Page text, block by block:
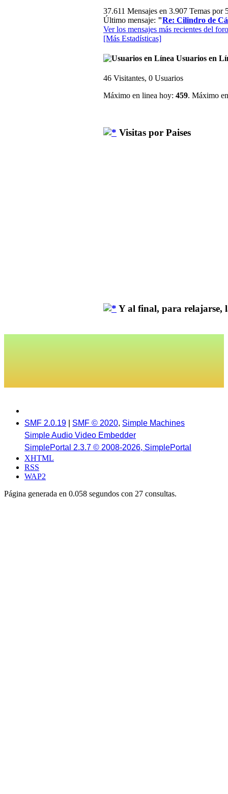
37.611 Mensajes en 3.907 Temas
Último mensaje: "Re: Cilindro de
Ver los mensajes más recientes del
[Más Estadísticas]
Usuarios en
46 Visitantes, 0 Usuarios
Máximo en linea hoy: 459. Máximo
Visitas por Paises
Y al final, para relajarse,
SMF 2.0.19 SMF © 2020, Simple Machines
Simple Audio Video Embedder
SimplePortal 2.3.7 © 2008-2026, SimplePortal
XHTML
RSS
WAP2
Página generada en 0.058 segundos con 27 consultas.